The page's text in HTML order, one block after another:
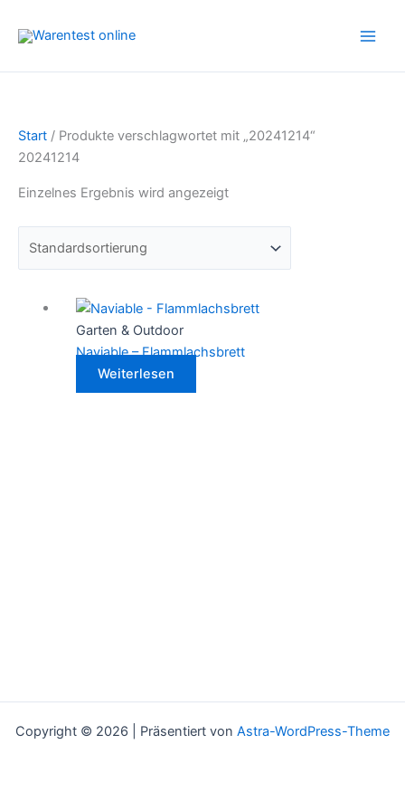
Inhalt
Start / Produkte verschlagwortet mit „20241214“
20241214
Einzelnes Ergebnis wird angezeigt
Garten & Outdoor
Naviable – Flammlachsbrett
Weiterlesen
Copyright © 2026 | Präsentiert von Astra-WordPress-Theme